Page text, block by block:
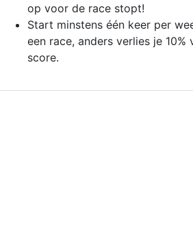
op voor de race stopt!
Start minstens één keer per
een race, anders verlies je 10%
score.